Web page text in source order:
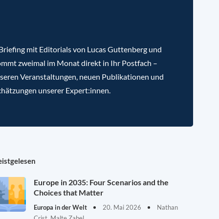
mit Editorials von Lucas Guttenberg und
zweimal im Monat direkt in Ihr Postfach –
Veranstaltungen, neuen Publikationen und
unserer Expert:innen.
Europe in 2035: Four Scenarios and the
Choices that Matter
Europa in der Welt 20. Mai 2026
Nathan